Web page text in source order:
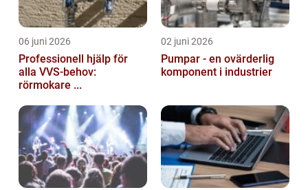
06 juni 2026
Professionell hjälp för
alla VVS-behov:
rörmokare ...
02 juni 2026
Pumpar - en ovärderlig
komponent i industrier